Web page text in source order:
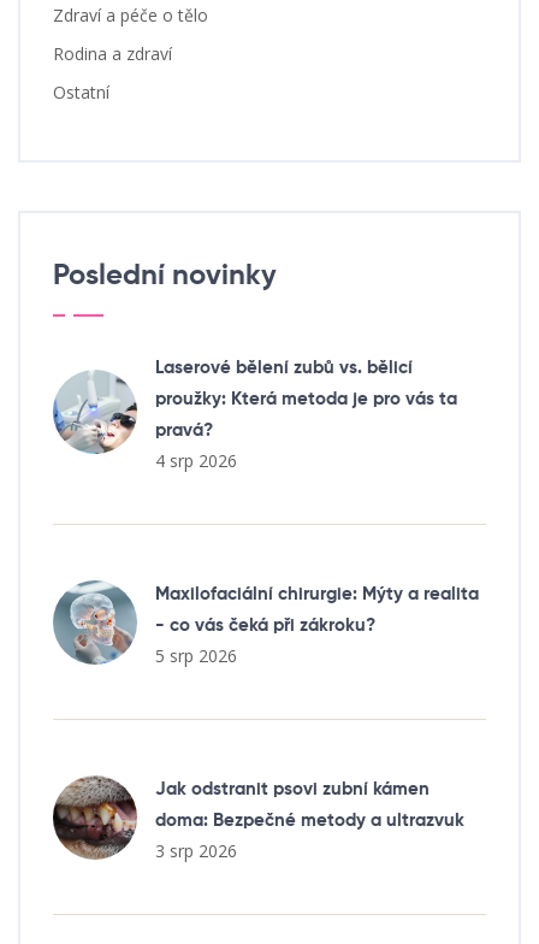
Zdraví a péče o tělo
Rodina a zdraví
Ostatní
Poslední novinky
Laserové bělení zubů vs. bělicí
proužky: Která metoda je pro vás ta
pravá?
4 srp 2026
Maxilofaciální chirurgie: Mýty a realita
- co vás čeká při zákroku?
5 srp 2026
Jak odstranit psovi zubní kámen
doma: Bezpečné metody a ultrazvuk
3 srp 2026